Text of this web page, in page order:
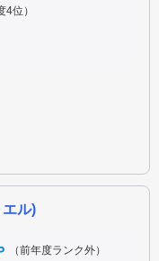
4位）
ル)
（前年度ランク外）